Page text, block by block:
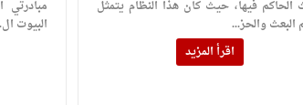
الحاكم فيها، حيث كان هذا النظام يتمثل
البعث والحز...
اقرأ المزيد
مبادرتي
البيوت